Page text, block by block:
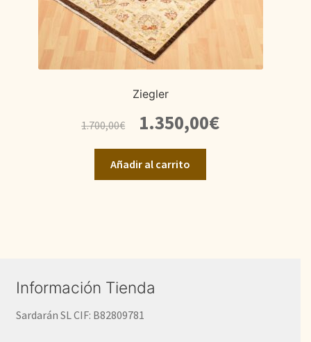
Ziegler
1.700,00€
precio
original
era:
1.700,00€.
1.350,00€El
precio
Añadir al carrito
Información Tienda
Sardarán SL CIF: B82809781